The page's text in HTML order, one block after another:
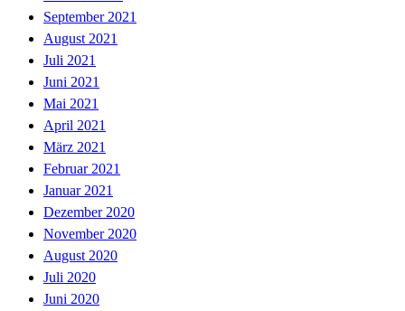
September 2021
August 2021
Juli 2021
Juni 2021
Mai 2021
April 2021
März 2021
Februar 2021
Januar 2021
Dezember 2020
November 2020
August 2020
Juli 2020
Juni 2020